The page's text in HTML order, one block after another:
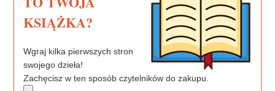
KSIĄŻKA?
Wgraj kilka pierwszych stron
swojego dzieła!
Zachęcisz w ten sposób czytelników do zakupu.